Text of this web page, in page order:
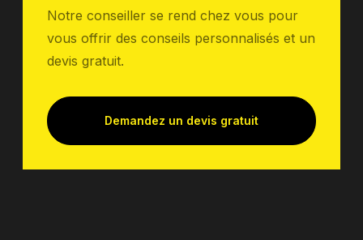
Notre conseiller se rend chez vous pour
vous offrir des conseils personnalisés et un
devis gratuit.
Demandez un devis gratuit